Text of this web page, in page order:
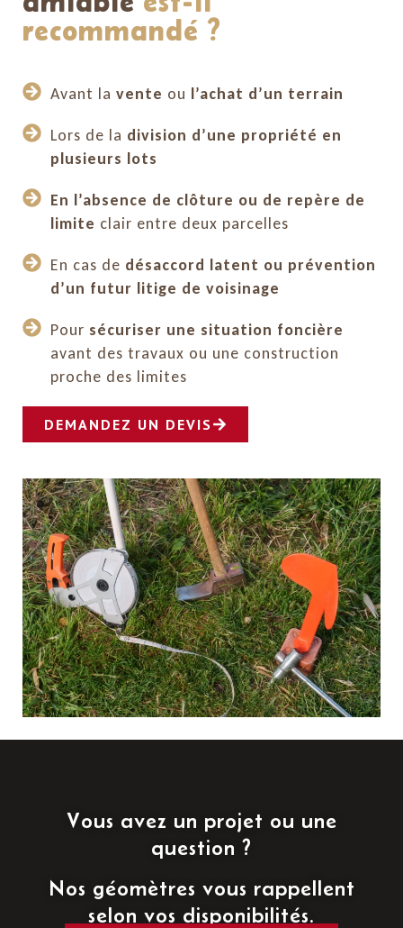
recommandé ?
Avant lavente ou l’achat d’un terrain
Lors de la division d’une propriété en
plusieurs lots
En l’absence de clôture ou de repère de
limite clair entre deux parcelles
En cas de désaccord latent ou prévention
d’un futur litige de voisinage
Pour sécuriser une situation foncière
avant des travaux ou une construction
proche des limites
DEMANDEZ UN DEVIS
Vous avez un projet ou une
question ?
Nos géomètres vous rappellent
selon vos disponibilités.